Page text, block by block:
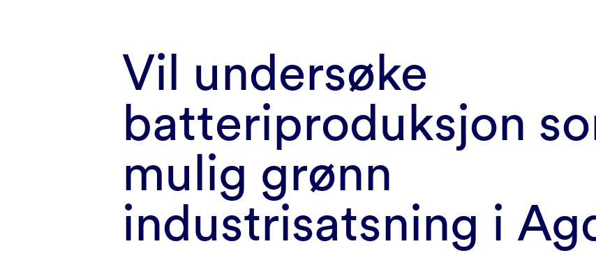
Vil undersøke
batteriproduksjon
mulig grønn
industrisatsning i